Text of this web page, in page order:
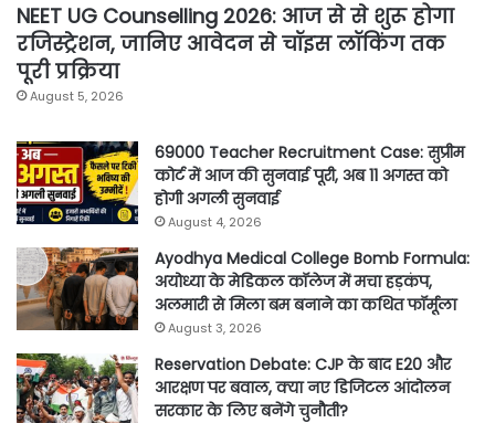
NEET UG Counselling 2026: आज से से शुरू होगा
रजिस्ट्रेशन, जानिए आवेदन से चॉइस लॉकिंग तक
पूरी प्रक्रिया
August 5, 2026
69000 Teacher Recruitment Case: सुप्रीम
कोर्ट में आज की सुनवाई पूरी, अब 11 अगस्त को
होगी अगली सुनवाई
August 4, 2026
Ayodhya Medical College Bomb Formula:
अयोध्या के मेडिकल कॉलेज में मचा हड़कंप,
अलमारी से मिला बम बनाने का कथित फॉर्मूला
August 3, 2026
Reservation Debate: CJP के बाद E20 और
आरक्षण पर बवाल, क्या नए डिजिटल आंदोलन
सरकार के लिए बनेंगे चुनौती?